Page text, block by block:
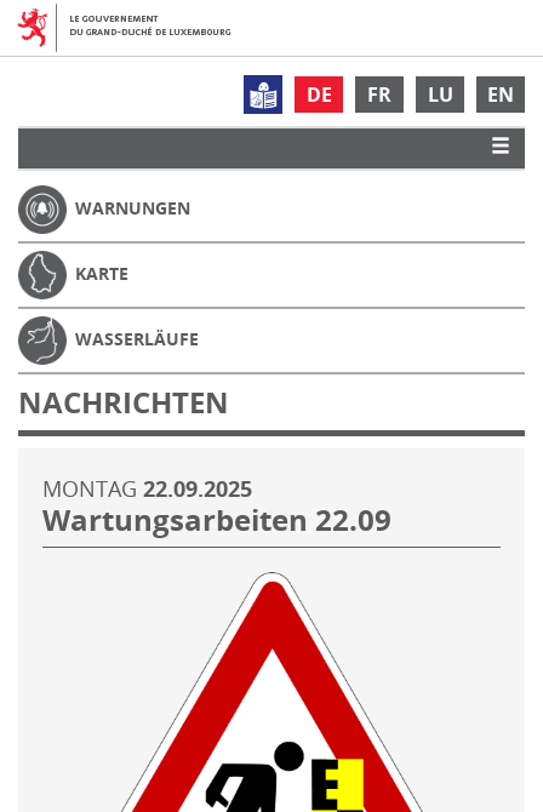
DE FR LU EN
WARNUNGEN
KARTE
WASSERLÄUFE
NACHRICHTEN
MONTAG 22.09.2025
Wartungsarbeiten 22.09